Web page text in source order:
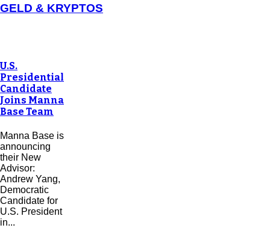
GELD & KRYPTOS
U.S.
Presidential
Candidate
Joins Manna
Base Team
Manna Base is
announcing
their New
Advisor:
Andrew Yang,
Democratic
Candidate for
U.S. President
in...